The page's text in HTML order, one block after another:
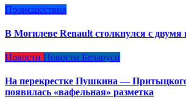
Происшествия
В Могилеве Renault столкнулся с
Новости Новости Беларуси
На перекрестке Пушкина —
появилась «вафельная» разметка